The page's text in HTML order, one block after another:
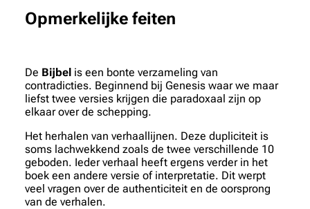
Opmerkelijke feiten
De Bijbel is een bonte verzameling van
contradicties. Beginnend bij Genesis waar we maar
liefst twee versies krijgen die paradoxaal zijn op
elkaar over de schepping.
Het herhalen van verhaallijnen. Deze dupliciteit is
soms lachwekkend zoals de twee verschillende 10
geboden. Ieder verhaal heeft ergens verder in het
boek een andere versie of interpretatie. Dit werpt
veel vragen over de authenticiteit en de oorsprong
van de verhalen.